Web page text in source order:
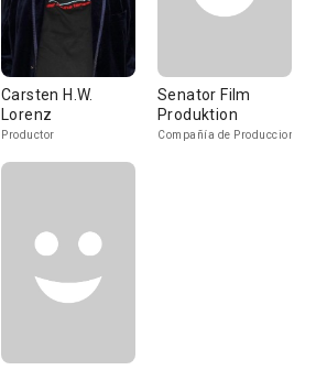
Carsten H.W.
Lorenz
Productor
Senator Film
Produktion
Compañía de Produccion